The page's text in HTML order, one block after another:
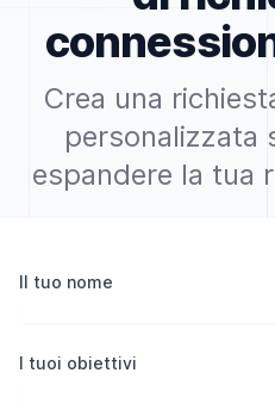
Crea una
personalizzata
espandere la tua
Il tuo nome
I tuoi obiettivi